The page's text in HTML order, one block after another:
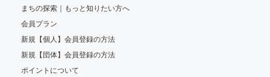
まちの探索｜もっと知りたい方へ
会員プラン
新規【個人】会員登録の方法
新規【団体】会員登録の方法
ポイントについて